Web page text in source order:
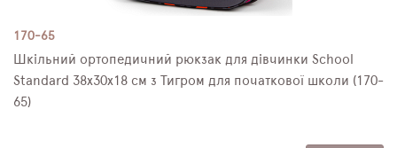
170-65
Шкільний ортопедичний рюкзак для дівчинки School
Standard 38х30х18 см з Тигром для початкової школи (170-
65)